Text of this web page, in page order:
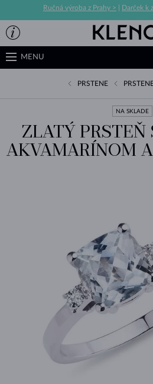
Ručná výroba z Prahy > Darček k
MENU
PRSTENE
NA SKLADE
ZLATÝ PRSTEŇ
AKVAMARÍNOM